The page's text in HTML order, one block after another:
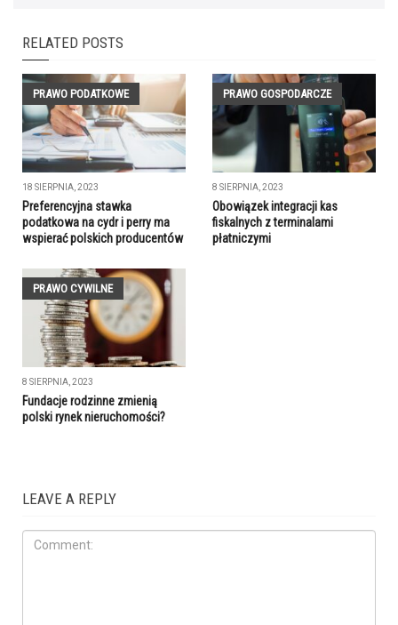
RELATED POSTS
PRAWO PODATKOWE
18 SIERPNIA, 2023
Preferencyjna stawka
podatkowa na cydr i perry ma
wspierać polskich producentów
PRAWO GOSPODARCZE
8 SIERPNIA, 2023
Obowiązek integracji kas
fiskalnych z terminalami
płatniczymi
PRAWO CYWILNE
8 SIERPNIA, 2023
Fundacje rodzinne zmienią
polski rynek nieruchomości?
LEAVE A REPLY